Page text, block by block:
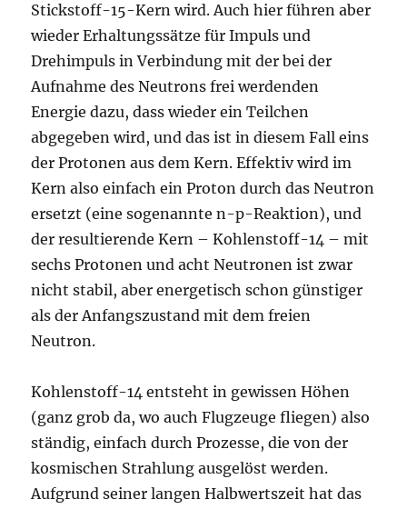
Stickstoff-15-Kern wird. Auch hier führen aber
wieder Erhaltungssätze für Impuls und
Drehimpuls in Verbindung mit der bei der
Aufnahme des Neutrons frei werdenden
Energie dazu, dass wieder ein Teilchen
abgegeben wird, und das ist in diesem Fall eins
der Protonen aus dem Kern. Effektiv wird im
Kern also einfach ein Proton durch das Neutron
ersetzt (eine sogenannte n-p-Reaktion), und
der resultierende Kern – Kohlenstoff-14 – mit
sechs Protonen und acht Neutronen ist zwar
nicht stabil, aber energetisch schon günstiger
als der Anfangszustand mit dem freien
Neutron.
Kohlenstoff-14 entsteht in gewissen Höhen
(ganz grob da, wo auch Flugzeuge fliegen) also
ständig, einfach durch Prozesse, die von der
kosmischen Strahlung ausgelöst werden.
Aufgrund seiner langen Halbwertszeit hat das